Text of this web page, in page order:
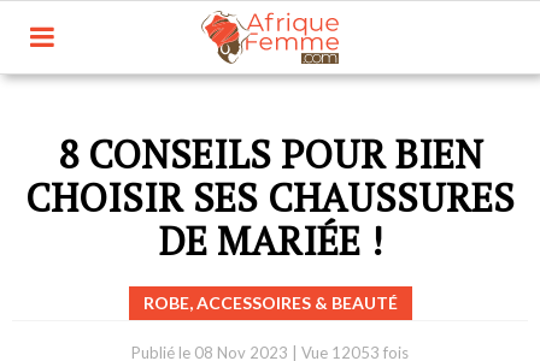
8 CONSEILS POUR BIEN
CHOISIR SES CHAUSSURES
DE MARIÉE !
ROBE, ACCESSOIRES & BEAUTÉ
Publié le 08 Nov 2023 Vue 12053 fois